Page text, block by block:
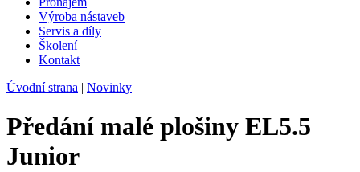
Výroba nástaveb
Servis a díly
Školení
Kontakt
Úvodní strana | Novinky
Předání malé plošiny EL5.5
Junior